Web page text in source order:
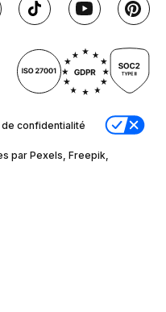
confidentialité
par Pexels, Freepik,